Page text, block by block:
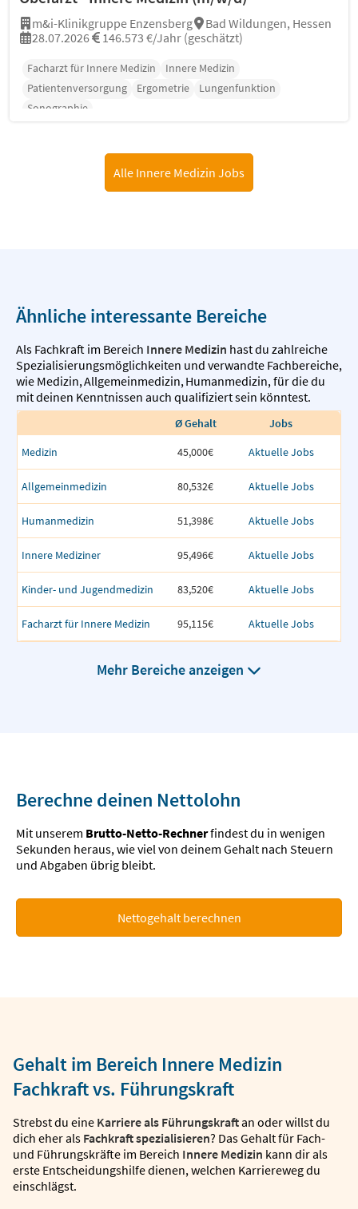
m&i-Klinikgruppe Enzensberg
Bad Wildungen, Hessen
28.07.2026
146.573 €/Jahr (geschätzt)
Facharzt für Innere Medizin
Innere Medizin
Patientenversorgung
Ergometrie
Lungenfunktion
Sonographie
Alle Innere Medizin Jobs
Ähnliche interessante Bereiche
Als Fachkraft im Bereich Innere Medizin hast du zahlreiche
Spezialisierungsmöglichkeiten und verwandte Fachbereiche,
wie Medizin,Allgemeinmedizin,Humanmedizin,für die du
mit deinen Kenntnissen auch qualifiziert sein könntest.
Ø Gehalt
Jobs
Medizin
45,000€ Aktuelle Jobs
Allgemeinmedizin 80,532€ Aktuelle Jobs
Humanmedizin 51,398€ Aktuelle Jobs
Innere Mediziner 95,496€ Aktuelle Jobs
Kinder- und Jugendmedizin 83,520€ Aktuelle Jobs
Facharzt für Innere Medizin 95,115€ Aktuelle Jobs
Mehr Bereiche anzeigen
Berechne deinen Nettolohn
Mit unserem Brutto-Netto-Rechnerfindest du in wenigen
Sekunden heraus, wie viel von deinem Gehalt nach Steuern
und Abgaben übrig bleibt.
Nettogehalt berechnen
Gehalt im Bereich Innere Medizin
Fachkraft vs. Führungskraft
Strebst du eine Karriere als Führungskraftan oder willst du
dich eher als Fachkraft spezialisieren? Das Gehalt für Fach-
und Führungskräfte im Bereich Innere Medizin kann dir als
erste Entscheidungshilfe dienen, welchen Karriereweg du
einschlägst.